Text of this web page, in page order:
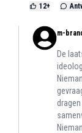
12+
m-
De